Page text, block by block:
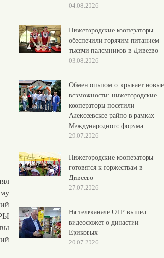
04.08.2026
Нижегородские кооператоры
обеспечили горячим питанием
тысячи паломников в Дивеево
03.08.2026
Обмен опытом открывает новые
возможности: нижегородские
кооператоры посетили
Алексеевское райпо в рамках
Международного форума
29.07.2026
Нижегородские кооператоры
готовятся к торжествам в
Дивеево
27.07.2026
На телеканале ОТР вышел
видеосюжет о династии
Ериковых
20.07.2026